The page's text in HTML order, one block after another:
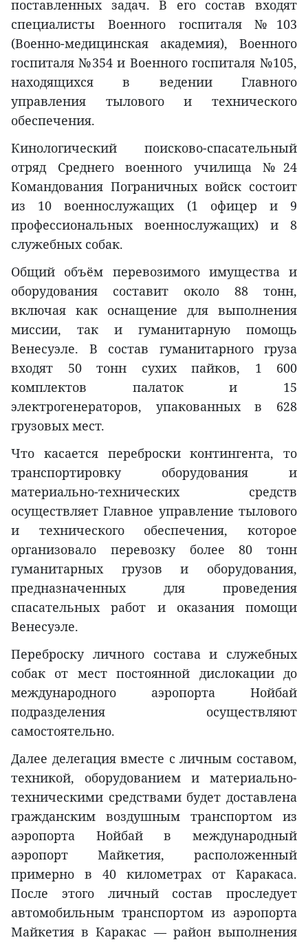
поставленных задач. В его состав входят
специалисты Военного госпиталя №103
(Военно-медицинская академия), Военного
госпиталя №354 и Военного госпиталя №105,
находящихся в ведении Главного
управления тылового и технического
обеспечения.
Кинологический поисково-спасательный
отряд Среднего военного училища №24
Командования Пограничных войск состоит
из 10 военнослужащих (1 офицер и 9
профессиональных военнослужащих) и 8
служебных собак.
Общий объём перевозимого имущества и
оборудования составит около 88 тонн,
включая как оснащение для выполнения
миссии, так и гуманитарную помощь
Венесуэле. В состав гуманитарного груза
входят 50 тонн сухих пайков, 1 600
комплектов палаток и 15
электрогенераторов, упакованных в 628
грузовых мест.
Что касается переброски контингента, то
транспортировку оборудования и
материально-технических средств
осуществляет Главное управление тылового
и технического обеспечения, которое
организовало перевозку более 80 тонн
гуманитарных грузов и оборудования,
предназначенных для проведения
спасательных работ и оказания помощи
Венесуэле.
Переброску личного состава и служебных
собак от мест постоянной дислокации до
международного аэропорта Нойбай
подразделения осуществляют
самостоятельно.
Далее делегация вместе с личным составом,
техникой, оборудованием и материально-
техническими средствами будет доставлена
гражданским воздушным транспортом из
аэропорта Нойбай в международный
аэропорт Майкетия, расположенный
примерно в 40 километрах от Каракаса.
После этого личный состав проследует
автомобильным транспортом из аэропорта
Майкетия в Каракас — район выполнения